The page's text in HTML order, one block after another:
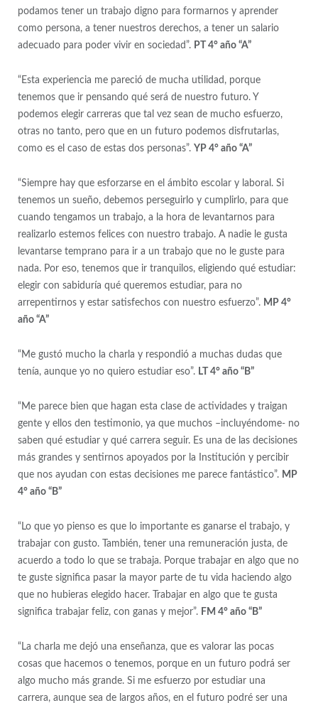
podamos tener un trabajo digno para formarnos y aprender
como persona, a tener nuestros derechos, a tener un salario
adecuado para poder vivir en sociedad”. PT 4° año “A”
“Esta experiencia me pareció de mucha utilidad, porque
tenemos que ir pensando qué será de nuestro futuro. Y
podemos elegir carreras que tal vez sean de mucho esfuerzo,
otras no tanto, pero que en un futuro podemos disfrutarlas,
como es el caso de estas dos personas”. YP 4° año “A”
“Siempre hay que esforzarse en el ámbito escolar y laboral. Si
tenemos un sueño, debemos perseguirlo y cumplirlo, para que
cuando tengamos un trabajo, a la hora de levantarnos para
realizarlo estemos felices con nuestro trabajo. A nadie le gusta
levantarse temprano para ir a un trabajo que no le guste para
nada. Por eso, tenemos que ir tranquilos, eligiendo qué estudiar:
elegir con sabiduría qué queremos estudiar, para no
arrepentirnos y estar satisfechos con nuestro esfuerzo”. MP 4°
año “A”
“Me gustó mucho la charla y respondió a muchas dudas que
tenía, aunque yo no quiero estudiar eso”. LT 4° año “B”
“Me parece bien que hagan esta clase de actividades y traigan
gente y ellos den testimonio, ya que muchos –incluyéndome- no
saben qué estudiar y qué carrera seguir. Es una de las decisiones
más grandes y sentirnos apoyados por la Institución y percibir
que nos ayudan con estas decisiones me parece fantástico”. MP
4° año “B”
“Lo que yo pienso es que lo importante es ganarse el trabajo, y
trabajar con gusto. También, tener una remuneración justa, de
acuerdo a todo lo que se trabaja. Porque trabajar en algo que no
te guste significa pasar la mayor parte de tu vida haciendo algo
que no hubieras elegido hacer. Trabajar en algo que te gusta
significa trabajar feliz, con ganas y mejor”. FM 4° año “B”
“La charla me dejó una enseñanza, que es valorar las pocas
cosas que hacemos o tenemos, porque en un futuro podrá ser
algo mucho más grande. Si me esfuerzo por estudiar una
carrera, aunque sea de largos años, en el futuro podré ser una